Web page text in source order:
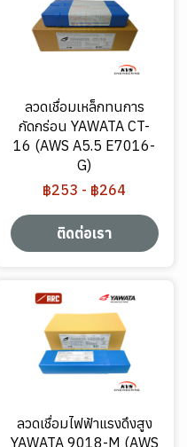
ลวดเชื่อมเหล็กทนการ
กัดกร่อน YAWATA CT-
16 (AWS A5.5 E7016-
G)
฿253 - ฿264
ติดต่อเรา
ลวดเชื่อมไฟฟ้าแรงดึงสูง
YAWATA 9018-M (AWS